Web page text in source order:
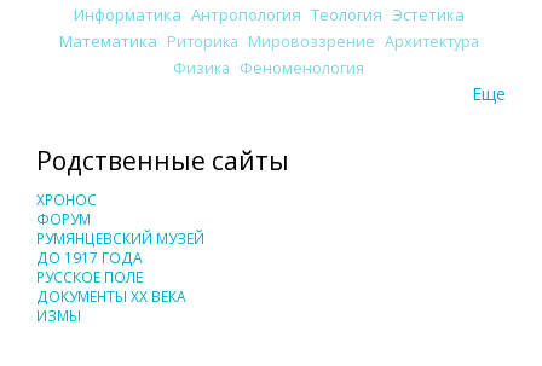
Информатика Антропология Теология Эстетика
Математика Риторика Мировоззрение Архитектура
Физика Феноменология
Еще
Родственные сайты
ХРОНОС
ФОРУМ
РУМЯНЦЕВСКИЙ МУЗЕЙ
ДО 1917 ГОДА
РУССКОЕ ПОЛЕ
ДОКУМЕНТЫ XX ВЕКА
ИЗМЫ